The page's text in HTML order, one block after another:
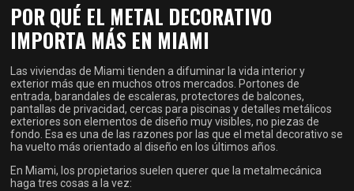
POR QUÉ EL METAL DECORATIVO
IMPORTA MÁS EN MIAMI
Las viviendas de Miami tienden a difuminar la vida interior y
exterior más que en muchos otros mercados. Portones de
entrada, barandales de escaleras, protectores de balcones,
pantallas de privacidad, cercas para piscinas y detalles metálicos
exteriores son elementos de diseño muy visibles, no piezas de
fondo. Esa es una de las razones por las que el metal decorativo se
ha vuelto más orientado al diseño en los últimos años.
En Miami, los propietarios suelen querer que la metalmecánica
haga tres cosas a la vez: